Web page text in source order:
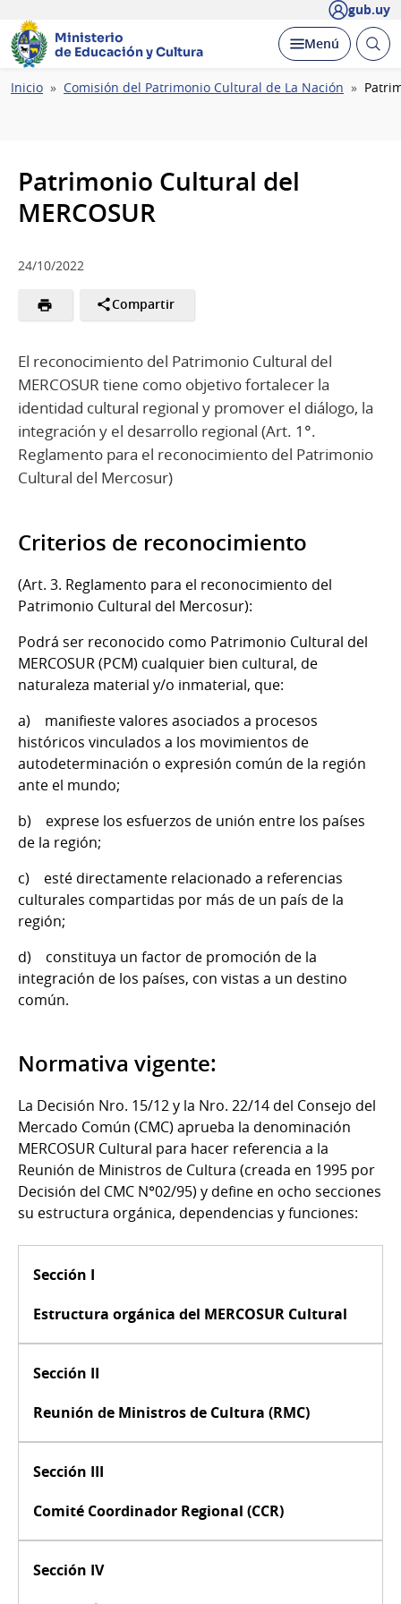
gub.uy
Ministerio
de Educación y Cultura
Desplegar
Menú Abrir
Ruta
Inicio Comisión del Patrimonio Cultural de La Nación
Patrimonio Cultural del
MERCOSUR
24/10/2022
Compartir
El reconocimiento del Patrimonio Cultural del
MERCOSUR tiene como objetivo fortalecer la
identidad cultural regional y promover el diálogo, la
integración y el desarrollo regional (Art. 1°.
Reglamento para el reconocimiento del Patrimonio
Cultural del Mercosur)
Criterios de reconocimiento
(Art. 3. Reglamento para el reconocimiento del
Patrimonio Cultural del Mercosur):
Podrá ser reconocido como Patrimonio Cultural del
MERCOSUR (PCM) cualquier bien cultural, de
naturaleza material y/o inmaterial, que:
a) manifieste valores asociados a procesos
históricos vinculados a los movimientos de
autodeterminación o expresión común de la región
ante el mundo;
b) exprese los esfuerzos de unión entre los países
de la región;
c) esté directamente relacionado a referencias
culturales compartidas por más de un país de la
región;
d) constituya un factor de promoción de la
integración de los países, con vistas a un destino
común.
Normativa vigente:
La Decisión Nro. 15/12 y la Nro. 22/14 del Consejo del
Mercado Común (CMC) aprueba la denominación
MERCOSUR Cultural para hacer referencia a la
Reunión de Ministros de Cultura (creada en 1995 por
Decisión del CMC N°02/95) y define en ocho secciones
su estructura orgánica, dependencias y funciones:
Sección I
Estructura orgánica del MERCOSUR Cultural
Sección II
Reunión de Ministros de Cultura (RMC)
Sección III
Comité Coordinador Regional (CCR)
Sección IV